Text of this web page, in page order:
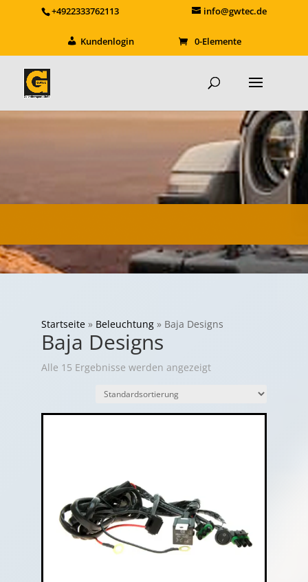
+4922333762113 info@gwtec.de
Kundenlogin 0-Elemente
Startseite» Beleuchtung» Baja Designs
Baja Designs
Alle 15 Ergebnisse werden angezeigt